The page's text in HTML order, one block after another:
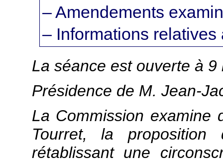
– Amendements
– Informations
La séance est ouverte à 9
Présidence de M. Jean-
La Commission examine
Tourret, la
rétablissant une